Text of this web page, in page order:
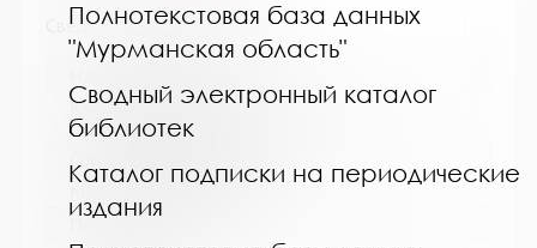
Полнотекстовая база данных
"Мурманская область"
Сводный электронный каталог
библиотек
Каталог подписки на периодические
издания
Сведения о держателях
Кандалакшская централизованная
библиотечная система
Сокращенное название:
МБУ Кандалакшская ЦБС
Почтовый индекс: